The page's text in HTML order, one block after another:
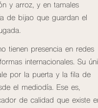
y arroz, y en tamales
de bijao que guardan el
tienen presencia en redes
internacionales. Su
por la puerta y la fila de
el mediodía. Ese es,
de calidad que existe